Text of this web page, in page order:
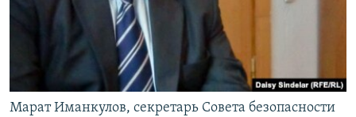
Марат Иманкулов, секретарь Совета безопасности